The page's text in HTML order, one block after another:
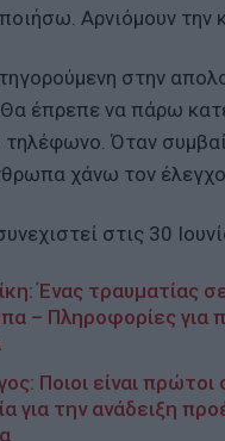
Αρνιόμουν την
στην
έπρεπε να πάρω
τηλέφωνο. Όταν
χάνω τον
στις 30
Ένας τραυματίας
– Πληροφορίες για
Ποιοι είναι πρώτοι
για την ανάδειξη